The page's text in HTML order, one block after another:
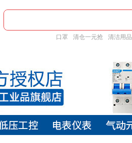
口罩 清仓一元抢 清洁用品